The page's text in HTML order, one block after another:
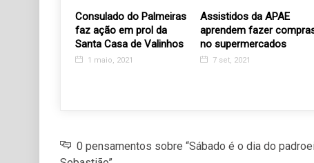
Consulado do Palmeiras
faz ação em prol da
Santa Casa de Valinhos
1 maio, 2021
Assistidos da APAE
aprendem fazer
no supermercados
7 set, 2021
0 pensamentos sobre “Sábado é o dia do